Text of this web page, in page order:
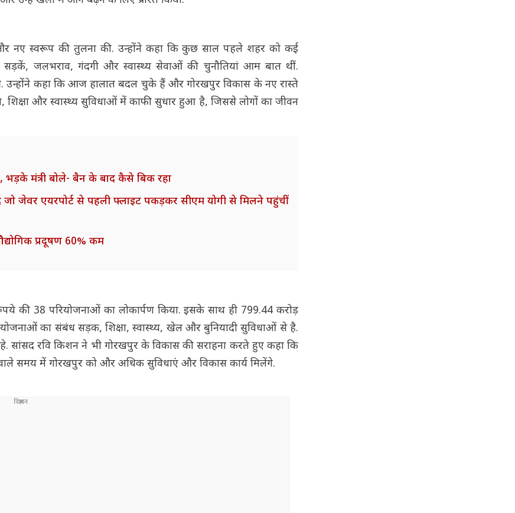
नए स्वरूप की तुलना की. उन्होंने कहा कि कुछ साल पहले शहर को कई
जलभराव, गंदगी और स्वास्थ्य सेवाओं की चुनौतियां आम बात थीं.
उन्होंने कहा कि आज हालात बदल चुके हैं और गोरखपुर विकास के नए रास्ते
और स्वास्थ्य सुविधाओं में काफी सुधार हुआ है, जिससे लोगों का जीवन
भड़के मंत्री बोले- बैन के बाद कैसे बिक रहा
जेवर एयरपोर्ट से पहली फ्लाइट पकड़कर सीएम योगी से मिलने पहुंचीं
प्रदूषण 60% कम
की 38 परियोजनाओं का लोकार्पण किया. इसके साथ ही 799.44 करोड़
का संबंध सड़क, शिक्षा, स्वास्थ्य, खेल और बुनियादी सुविधाओं से है.
सांसद रवि किशन ने भी गोरखपुर के विकास की सराहना करते हुए कहा कि
समय में गोरखपुर को और अधिक सुविधाएं और विकास कार्य मिलेंगे.